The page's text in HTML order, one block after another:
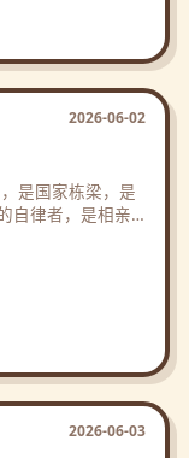
2026-06-02
是国家栋梁，是
自律者，是相亲
2026-06-03